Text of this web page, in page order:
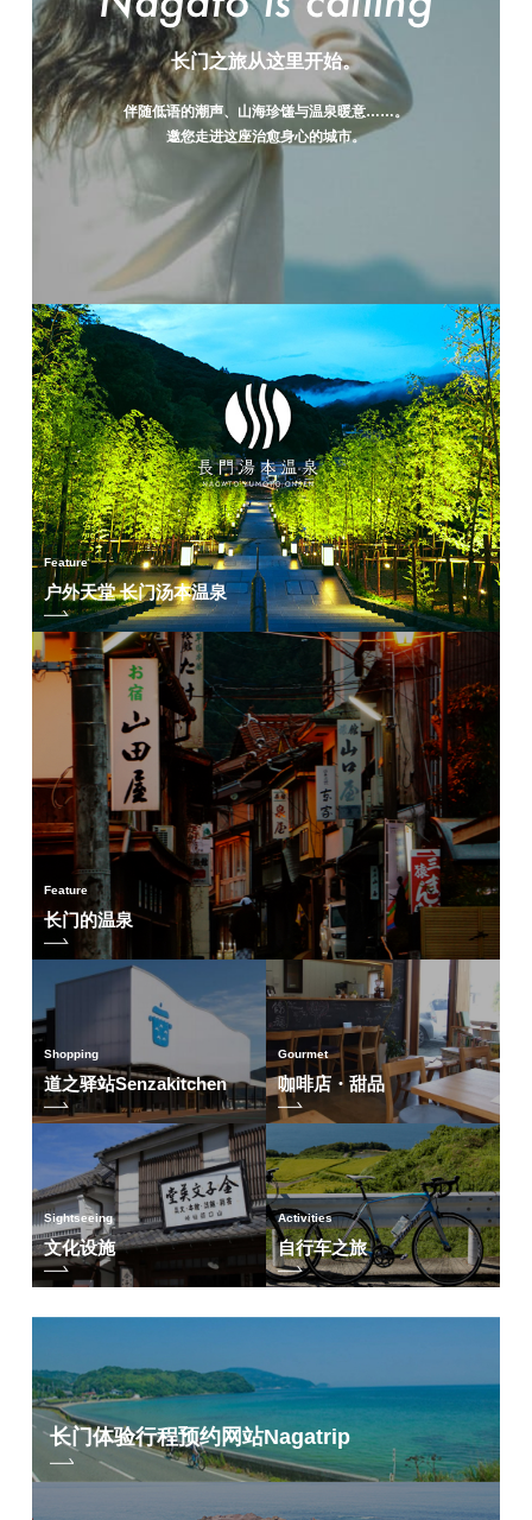
Sightseeing Spots
西念寺
Sightseeing Spots
金子美铃纪念馆长门之旅从这里开始。
伴随低语的潮声、山海珍馐与温泉暖意……。
邀您走进这座治愈身心的城市。
Feature
户外天堂 长门汤本温泉
Feature
长门的温泉
Shopping
道之驿站Senzakitchen
Gourmet
咖啡店・甜品
Sightseeing
文化设施
Activities
自行车之旅
长门体验行程预约网站Nagatrip